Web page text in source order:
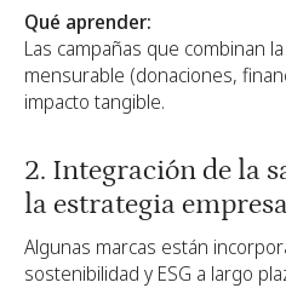
Qué aprender:
Las campañas que combinan
mensurable (donaciones,
impacto tangible.
2. Integración de la
la estrategia
Algunas marcas están
sostenibilidad y ESG a largo